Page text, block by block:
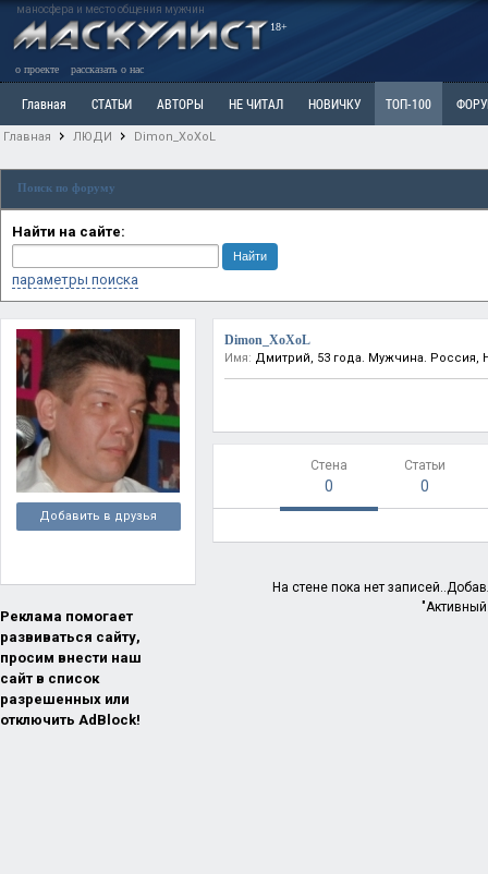
маносфера и место общения мужчин
18+
о проекте рассказать о нас
Главная СТАТЬИ АВТОРЫ НЕ ЧИТАЛ НОВИЧКУ ТОП-100
Ветка: Расстаюсь или Развожусь. САНЧАС
РАЗДЕЛ: Разное
Главная ЛЮДИ Dimon_XoXoL
Поиск по форуму
Найти на сайте:
параметры поиска
Добавить в друзья
Реклама помогает
развиваться сайту,
просим внести наш
сайт в список
разрешенных или
отключить AdBlock!
Dimon_XoXoL
Имя: Дмитрий, 53 года. Мужчина. Россия,
Стена
0
Статьи
0
На стене пока нет
"Активный